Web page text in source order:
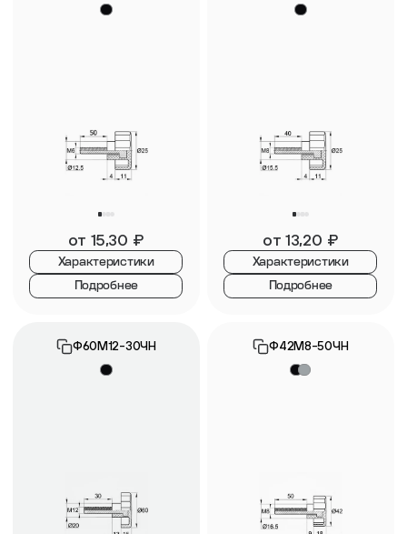
от 15,30 ₽
Характеристики
Подробнее
от 13,20 ₽
Характеристики
Подробнее
Ф60М12-30ЧН Ф42М8-50ЧН